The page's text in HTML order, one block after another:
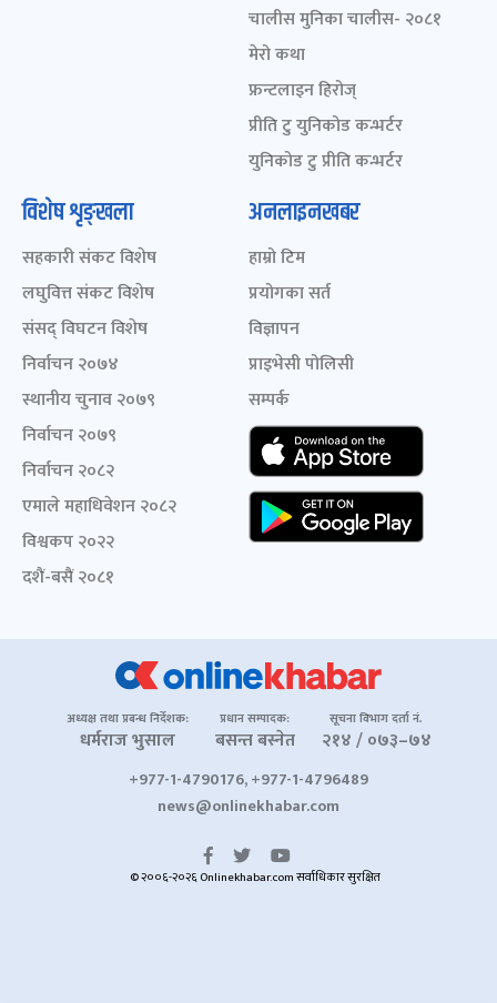
चालीस मुनिका चालीस- २०८१
मेरो कथा
फ्रन्टलाइन हिरोज्
प्रीति टु युनिकोड कन्भर्टर
युनिकोड टु प्रीति कन्भर्टर
विशेष शृङ्खला
सहकारी संकट विशेष
लघुवित्त संकट विशेष
संसद् विघटन विशेष
निर्वाचन २०७४
स्थानीय चुनाव २०७९
निर्वाचन २०७९
निर्वाचन २०८२
एमाले महाधिवेशन २०८२
विश्वकप २०२२
दशैं-बसैं २०८१
अनलाइनखबर
हाम्रो टिम
प्रयोगका सर्त
विज्ञापन
प्राइभेसी पोलिसी
सम्पर्क
अध्यक्ष तथा प्रबन्ध निर्देशक:
धर्मराज भुसाल
प्रधान सम्पादक:
बसन्त बस्नेत
सूचना विभाग दर्ता नं.
२१४ / ०७३–७४
+977-1-4790176, +977-1-4796489
news@onlinekhabar.com
© २००६-२०२६ Onlinekhabar.com सर्वाधिकार सुरक्षित